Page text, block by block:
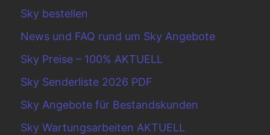
Sky bestellen
News und FAQ rund um Sky Angebote
Sky Preise – 100% AKTUELL
Sky Senderliste 2026 PDF
Sky Angebote für Bestandskunden
Sky Wartungsarbeiten AKTUELL